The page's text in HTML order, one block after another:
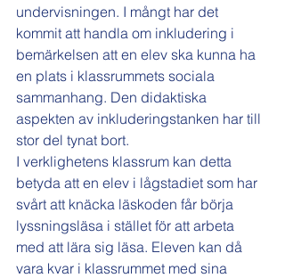
undervisningen. I mångt har det
kommit att handla om inkludering i
bemärkelsen att en elev ska kunna ha
en plats i klassrummets sociala
sammanhang. Den didaktiska
aspekten av inkluderingstanken har till
stor del tynat bort.
I verklighetens klassrum kan detta
betyda att en elev i lågstadiet som har
svårt att knäcka läskoden får börja
lyssningsläsa i stället för att arbeta
med att lära sig läsa. Eleven kan då
vara kvar i klassrummet med sina